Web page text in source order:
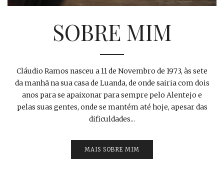
SOBRE MIM
Cláudio Ramos nasceu a 11 de Novembro de 1973, às sete
da manhã na sua casa de Luanda, de onde sairia com dois
anos para se apaixonar para sempre pelo Alentejo e
pelas suas gentes, onde se mantém até hoje, apesar das
dificuldades...
MAIS SOBRE MIM